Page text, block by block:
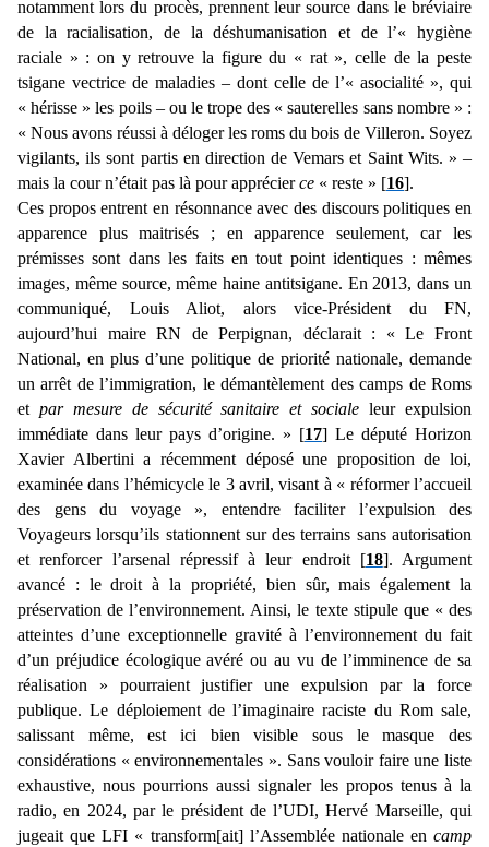
notamment lors du procès, prennent leur source dans le bréviaire
de la racialisation, de la déshumanisation et de l’« hygiène
raciale » : on y retrouve la figure du « rat », celle de la peste
tsigane vectrice de maladies – dont celle de l’« asocialité », qui
« hérisse » les poils – ou le trope des « sauterelles sans nombre » :
« Nous avons réussi à déloger les roms du bois de Villeron. Soyez
vigilants, ils sont partis en direction de Vemars et Saint Wits. » –
mais la cour n’était pas là pour apprécierce « reste » [16].
Ces propos entrent en résonnance avec des discours politiques en
apparence plus maitrisés ; en apparence seulement, car les
prémisses sont dans les faits en tout point identiques : mêmes
images, même source, même haine antitsigane. En 2013, dans un
communiqué, Louis Aliot, alors vice-Président du FN,
aujourd’hui maire RN de Perpignan, déclarait : « Le Front
National, en plus d’une politique de priorité nationale, demande
un arrêt de l’immigration, le démantèlement des camps de Roms
et par mesure de sécurité sanitaire et sociale leur expulsion
immédiate dans leur pays d’origine. » [17] Le député Horizon
Xavier Albertini a récemment déposé une proposition de loi,
examinée dans l’hémicycle le 3 avril, visant à « réformer l’accueil
des gens du voyage », entendre faciliter l’expulsion des
Voyageurs lorsqu’ils stationnent sur des terrains sans autorisation
et renforcer l’arsenal répressif à leur endroit [18]. Argument
avancé : le droit à la propriété, bien sûr, mais également la
préservation de l’environnement. Ainsi, le texte stipule que « des
atteintes d’une exceptionnelle gravité à l’environnement du fait
d’un préjudice écologique avéré ou au vu de l’imminence de sa
réalisation » pourraient justifier une expulsion par la force
publique. Le déploiement de l’imaginaire raciste du Rom sale,
salissant même, est ici bien visible sous le masque des
considérations « environnementales ». Sans vouloir faire une liste
exhaustive, nous pourrions aussi signaler les propos tenus à la
radio, en 2024, par le président de l’UDI, Hervé Marseille, qui
jugeait que LFI « transform[ait] l’Assemblée nationale en camp